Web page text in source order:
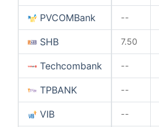
PVCOMBank --
SHB 7.50
Techcombank --
TPBANK --
VIB --